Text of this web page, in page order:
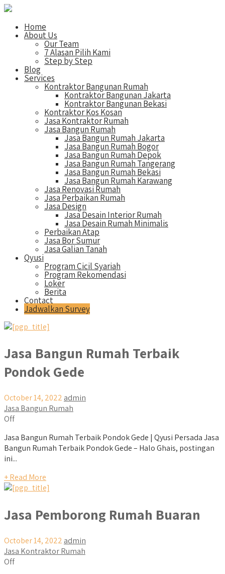
Home
About Us
Our Team
7 Alasan Pilih Kami
Step by Step
Blog
Services
Kontraktor Bangunan Rumah
Kontraktor Bangunan Jakarta
Kontraktor Bangunan Bekasi
Kontraktor Kos Kosan
Jasa Kontraktor Rumah
Jasa Bangun Rumah
Jasa Bangun Rumah Jakarta
Jasa Bangun Rumah Bogor
Jasa Bangun Rumah Depok
Jasa Bangun Rumah Tangerang
Jasa Bangun Rumah Bekasi
Jasa Bangun Rumah Karawang
Jasa Renovasi Rumah
Jasa Perbaikan Rumah
Jasa Design
Jasa Desain Interior Rumah
Jasa Desain Rumah Minimalis
Perbaikan Atap
Jasa Bor Sumur
Jasa Galian Tanah
Qyusi
Program Cicil Syariah
Program Rekomendasi
Loker
Berita
Contact
Jadwalkan Survey
Jasa Bangun Rumah Terbaik
Pondok Gede
October 14, 2022 admin
Jasa Bangun Rumah
Off
Jasa Bangun Rumah Terbaik Pondok Gede | Qyusi Persada Jasa
Bangun Rumah Terbaik Pondok Gede – Halo Ghais, postingan
ini...
+ Read More
Jasa Pemborong Rumah Buaran
October 14, 2022 admin
Jasa Kontraktor Rumah
Off